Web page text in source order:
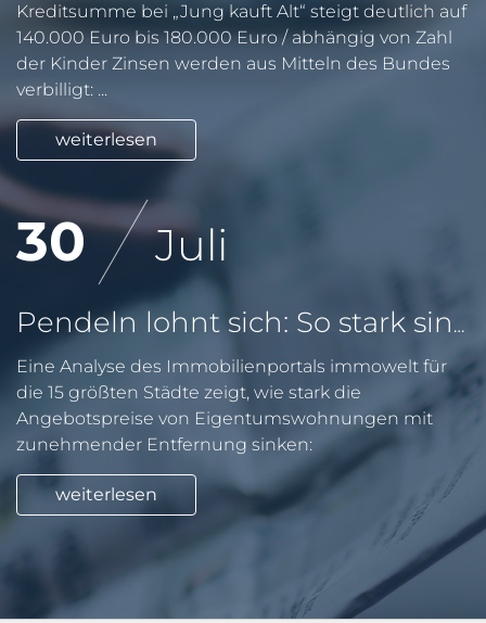
Kreditsumme bei „Jung kauft Alt“ steigt deutlich auf
140.000 Euro bis 180.000 Euro / abhängig von Zahl
der Kinder Zinsen werden aus Mitteln des Bundes
verbilligt: ...
weiterlesen
30 Juli
Pendeln lohnt sich: So stark sinken Wohnungspreise im Umland
Eine Analyse des Immobilienportals immowelt für
die 15 größten Städte zeigt, wie stark die
Angebotspreise von Eigentumswohnungen mit
zunehmender Entfernung sinken:
weiterlesen